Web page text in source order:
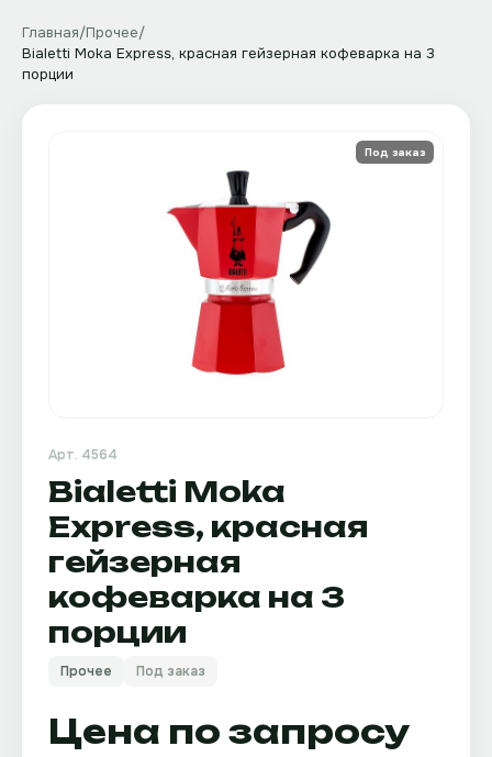
Главная/Прочее/
Bialetti Moka Express, красная гейзерная кофеварка на 3
порции
Под заказ
Арт. 4564
Bialetti Moka
Express, красная
гейзерная
кофеварка на 3
порции
Прочее Под заказ
Цена по запросу